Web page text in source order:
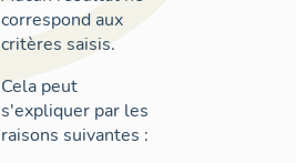
correspond aux
critères saisis.
Cela peut
s'expliquer par les
raisons suivantes :